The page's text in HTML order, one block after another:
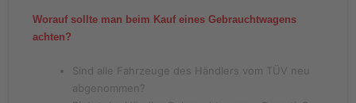
Worauf sollte man beim Kauf eines Gebrauchtwagens
achten?
Sind alle Fahrzeuge des Händlers vom TÜV neu
abgenommen?